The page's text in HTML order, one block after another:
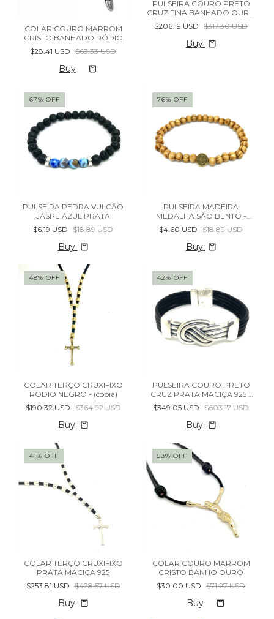
COLAR COURO MARROM
CRISTO BANHADO RÓDIO
NEGRO
$28.41 USD $63.33 USD
PULSEIRA COURO PRETO
CRUZ FINA BANHADO OURO
- (cópia)
$206.19 USD $317.30 USD
Buy
67% OFF
PULSEIRA PEDRA VULCÃO
JASPE AZUL PRATA
$6.19 USD $18.89 USD
Buy
76% OFF
PULSEIRA MADEIRA
MEDALHA SÃO BENTO -
(cópia)
$4.60 USD $18.89 USD
Buy
48% OFF
COLAR TERÇO CRUXIFIXO
RODIO NEGRO - (cópia)
$190.32 USD $364.92 USD
Buy
42% OFF
PULSEIRA COURO PRETO
CRUZ PRATA MACIÇA 925 -
(cópia)
$349.05 USD $603.17 USD
Buy
41% OFF
COLAR TERÇO CRUXIFIXO
PRATA MACIÇA 925
$253.81 USD $428.57 USD
Buy
58% OFF
COLAR COURO MARROM
CRISTO BANHO OURO
$30.00 USD $71.27 USD